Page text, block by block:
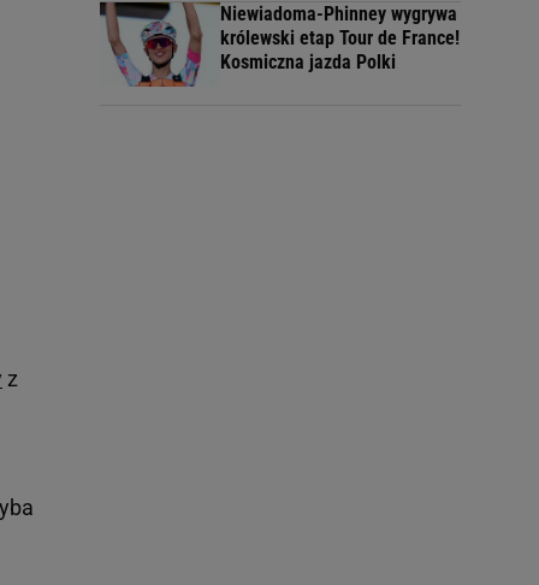
z
Niewiadoma-Phinney wygrywa
królewski etap Tour de France!
Kosmiczna jazda Polki